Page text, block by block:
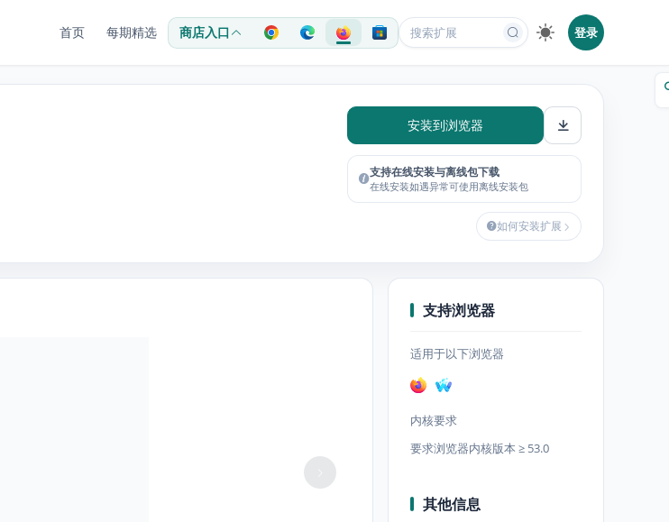
首页 每期精选 商店入口 登录
安装到浏览器
支持在线安装与离线包下载
在线安装如遇异常可使用离线安装包
如何安装扩展
支持浏览器
适用于以下浏览器
内核要求
要求浏览器内核版本 ≥ 53.0
其他信息